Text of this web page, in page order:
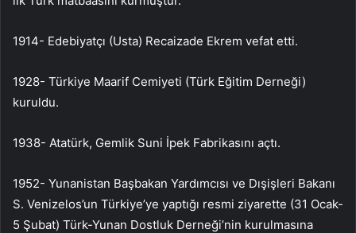
1914- Edebiyatçı (Usta) Recaizade Ekrem vefat etti.
1928- Türkiye Maarif Cemiyeti (Türk Eğitim Derneği)
kuruldu.
1938- Atatürk, Gemlik Suni İpek Fabrikasını açtı.
1952- Yunanistan Başbakan Yardımcısı ve Dışişleri Bakanı
S. Venizelos’un Türkiye’ye yaptığı resmi ziyarette (31 Ocak-
5 Şubat) Türk-Yunan Dostluk Derneği’nin kurulmasına